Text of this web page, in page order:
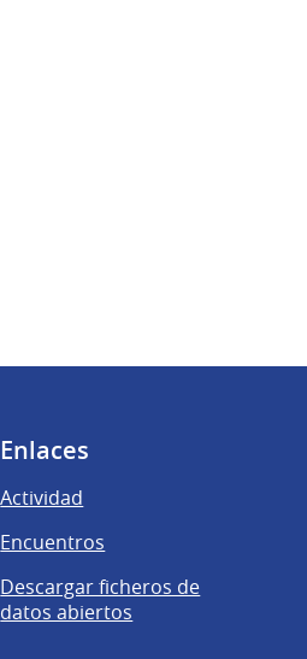
Enlaces
Actividad
Encuentros
Descargar ficheros de
datos abiertos